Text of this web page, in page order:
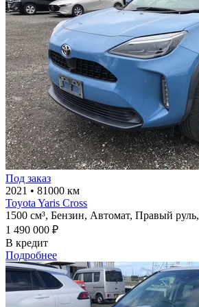
Под заказ
2021 • 81000 км
Toyota Yaris Cross
1500 см³, Бензин, Автомат, Правый руль,
1 490 000 ₽
В кредит
Подробнее